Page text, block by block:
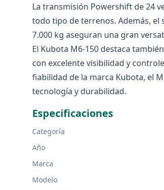
La transmisión Powershift de 24
todo tipo de terrenos. Además, el
7.000 kg aseguran una gran
El Kubota M6-150 destaca
con excelente visibilidad y
fiabilidad de la marca Kubota, el
tecnología y durabilidad.
Especificaciones
Categoría
Año
Marca
Modelo